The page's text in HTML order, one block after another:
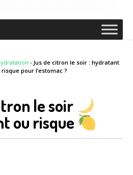
› Jus de citron le soir : hydratant
pour l’estomac ?
le soir
ou risque